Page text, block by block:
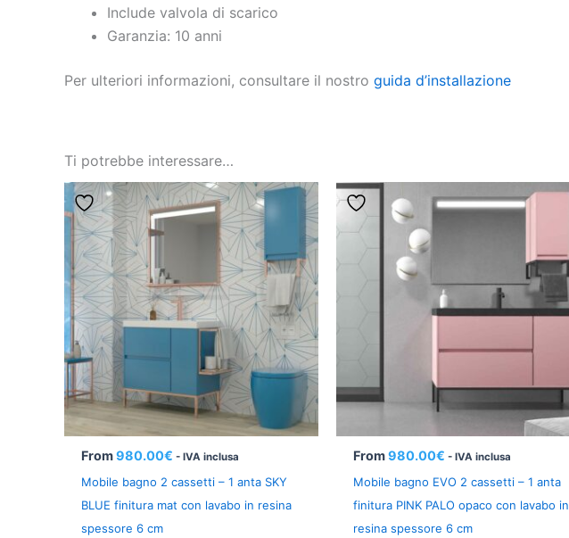
Include valvola di scarico
Garanzia: 10 anni
Per ulteriori informazioni, consultare il nostro guida d’installazione
Ti potrebbe interessare…
From980.00€ - IVA inclusa
Mobile bagno 2 cassetti – 1 anta SKY
BLUE finitura mat con lavabo in resina
spessore 6 cm
From980.00€ - IVA inclusa
Mobile bagno EVO 2 cassetti – 1 anta
finitura PINK PALO opaco con lavabo in
resina spessore 6 cm